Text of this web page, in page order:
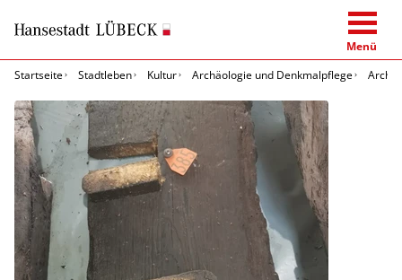
Menü
Startseite
Stadtleben Kultur Archäologie und Denkmalpflege